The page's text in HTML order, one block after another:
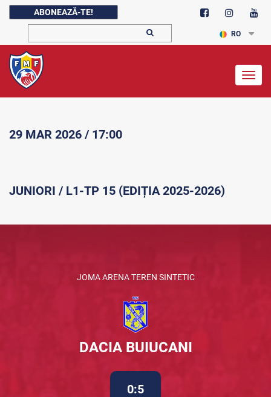
ABONEAZĂ-TE!
RO
29 MAR 2026 / 17:00
JUNIORI / L1-TP 15 (EDIȚIA 2025-2026)
JOMA ARENA TEREN SINTETIC
DACIA BUIUCANI
0:5